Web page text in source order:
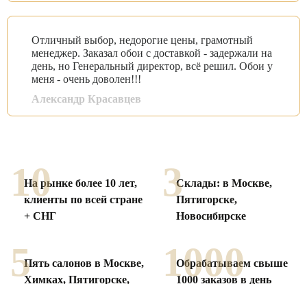
Отличный выбор, недорогие цены, грамотный
менеджер. Заказал обои с доставкой - задержали на
день, но Генеральный директор, всё решил. Обои у
меня - очень доволен!!!
Александр Красавцев
10
На рынке более 10 лет,
клиенты по всей стране
+ СНГ
3Склады: в Москве,
Пятигорске,
Новосибирске
5Пять салонов в Москве,
Химках, Пятигорске,
1000
Обрабатываем свыше
1000 заказов в день